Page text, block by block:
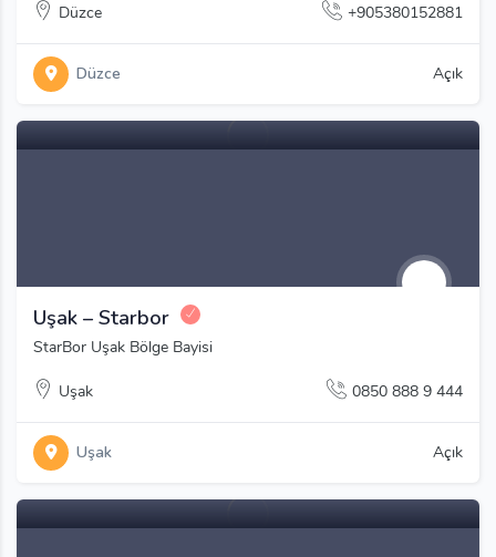
Düzce +905380152881
Düzce Açık
Uşak – Starbor
StarBor Uşak Bölge Bayisi
Uşak 0850 888 9 444
Uşak Açık